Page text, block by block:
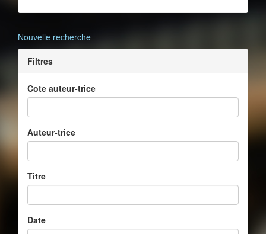
Nouvelle recherche
Filtres
Cote auteur-trice
Auteur-trice
Titre
Date